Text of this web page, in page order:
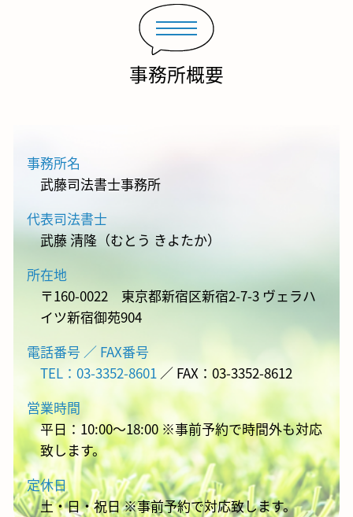
事務所概要
事務所名
武藤司法書士事務所
代表司法書士
武藤 清隆（むとう きよたか）
所在地
〒160-0022 東京都新宿区新宿2-7-3 ヴェラハ
イツ新宿御苑904
電話番号 ／ FAX番号
TEL：03-3352-8601 ／ FAX：03-3352-8612
営業時間
平日：10:00～18:00 ※事前予約で時間外も対応
致します。
定休日
土・日・祝日 ※事前予約で対応致します。